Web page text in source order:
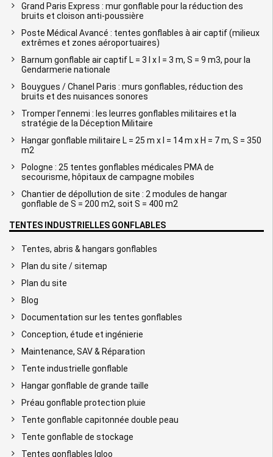
Grand Paris Express : mur gonflable pour la réduction des
bruits et cloison anti-poussière
Poste Médical Avancé : tentes gonflables à air captif (milieux
extrêmes et zones aéroportuaires)
Barnum gonflable air captif L = 3 l x l = 3 m, S = 9 m3, pour la
Gendarmerie nationale
Bouygues / Chanel Paris : murs gonflables, réduction des
bruits et des nuisances sonores
Tromper l’ennemi : les leurres gonflables militaires et la
stratégie de la Déception Militaire
Hangar gonflable militaire L = 25 m x l = 14 m x H = 7 m, S = 350
m2
Pologne : 25 tentes gonflables médicales PMA de
secourisme, hôpitaux de campagne mobiles
Chantier de dépollution de site : 2 modules de hangar
gonflable de S = 200 m2, soit S = 400 m2
TENTES INDUSTRIELLES GONFLABLES
Tentes, abris & hangars gonflables
Plan du site / sitemap
Plan du site
Blog
Documentation sur les tentes gonflables
Conception, étude et ingénierie
Maintenance, SAV & Réparation
Tente industrielle gonflable
Hangar gonflable de grande taille
Préau gonflable protection pluie
Tente gonflable capitonnée double peau
Tente gonflable de stockage
Tentes gonflables Igloo